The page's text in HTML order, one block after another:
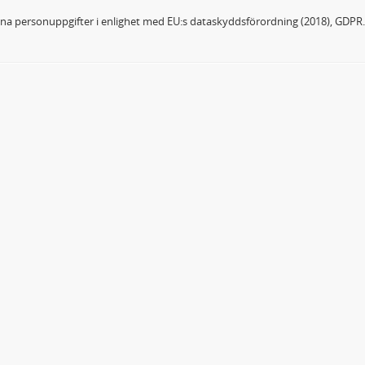
personuppgifter i enlighet med EU:s dataskyddsförordning (2018), GDPR.